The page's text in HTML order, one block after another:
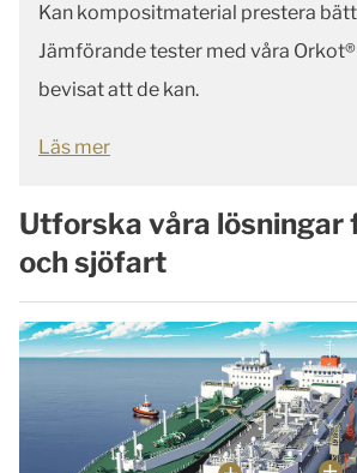
Kan kompositmaterial prestera
Jämförande tester med våra
bevisat att de kan.
Läs mer
Utforska våra lösningar
och sjöfart